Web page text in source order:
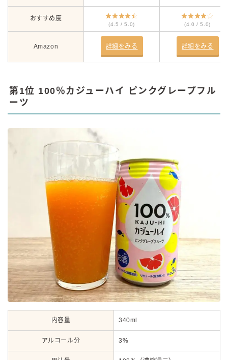
おすすめ度
(4.5 / 5.0) (4.0 / 5.0)
Amazon 詳細をみる 詳細をみる
第1位 100％カジューハイ ピンクグレープフル
ーツ
内容量 340ml
アルコール分 3%